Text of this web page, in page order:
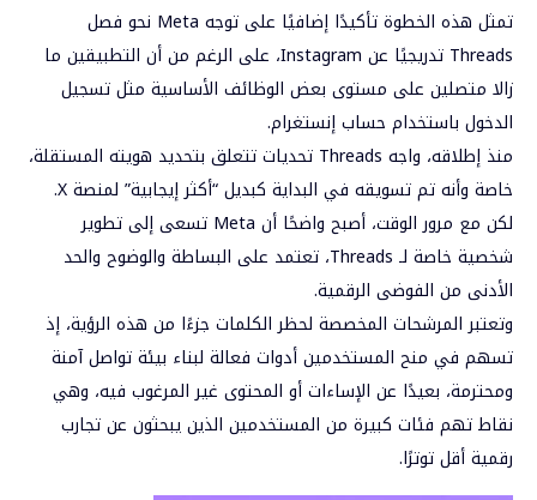
تمثل هذه الخطوة
تأكيدًا إضافيًا على توجه Meta نحو فصل
Threads تدريجيًا عن Instagram
، على الرغم من أن التطبيقين ما
زالا متصلين على مستوى بعض الوظائف الأساسية مثل تسجيل
الدخول باستخدام حساب إنستغرام.
منذ إطلاقه، واجه Threads تحديات تتعلق بتحديد هويته المستقلة،
خاصة وأنه تم تسويقه في البداية كبديل “أكثر إيجابية” لمنصة X.
لكن مع مرور الوقت، أصبح واضحًا أن Meta تسعى إلى
تطوير
شخصية خاصة لـ Threads
، تعتمد على البساطة والوضوح والحد
الأدنى من الفوضى الرقمية.
وتعتبر المرشحات المخصصة لحظر الكلمات جزءًا من هذه الرؤية، إذ
تسهم في منح المستخدمين أدوات فعالة لبناء بيئة تواصل آمنة
ومحترمة، بعيدًا عن الإساءات أو المحتوى غير المرغوب فيه، وهي
نقاط تهم فئات كبيرة من المستخدمين الذين يبحثون عن تجارب
رقمية أقل توترًا.